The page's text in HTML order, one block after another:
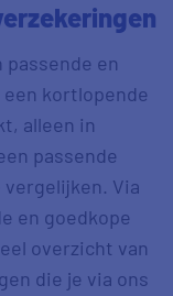
passende en
kortlopende
alleen in
passende
Via
en goedkope
overzicht van
die je via ons